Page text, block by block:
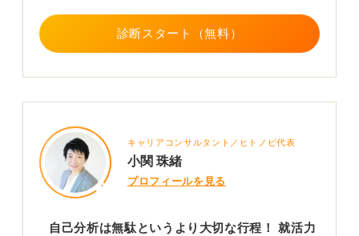
無駄にならない自己分析の方法としては、まず自分のこ
とをとことん深掘りすることです。
か、どんなキャリアを歩みたいか、どんな人生を送りた
これらを紙に書き出したり、キャリアセンターの職員に
壁打ちしたりして、客観的な視点を取り入れながら自己
理解を深めていってください。
診断スタート（無料）
キャリアコンサルタント／ヒトノビ代表
小関 珠緒
プロフィールを見る
自己分析は無駄というより大切な行程！ 就活力